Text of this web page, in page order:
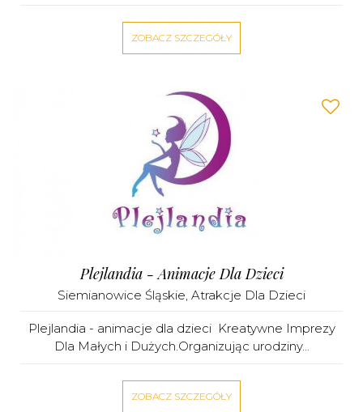
ZOBACZ SZCZEGÓŁY
Plejlandia - Animacje Dla Dzieci
Siemianowice Śląskie, Atrakcje Dla Dzieci
Plejlandia - animacje dla dzieci Kreatywne Imprezy
Dla Małych i Dużych.Organizując urodziny...
ZOBACZ SZCZEGÓŁY